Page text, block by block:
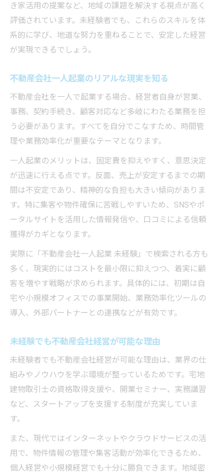
き家活用の提案など、地域の課題を解決する視点が高く
評価されています。未経験者でも、これらのスキルを体
系的に学び、地道な努力を重ねることで、安定した経営
が実現できるでしょう。
不動産会社一人起業のリアルな現実を知る
不動産会社を一人で起業する場合、経営者自身が営業、
事務、契約手続き、顧客対応など多岐にわたる業務を担
う必要があります。すべてを自分でこなすため、時間管
理や業務効率化が重要なテーマとなります。
一人起業のメリットは、固定費を抑えやすく、意思決定
が迅速に行える点です。反面、売上が安定するまでの期
間は不安定であり、精神的な負担も大きい傾向がありま
す。特に集客や物件確保に苦戦しやすいため、SNSやポ
ータルサイトを活用した情報発信や、口コミによる信頼
獲得がカギとなります。
実際に「不動産会社一人起業 未経験」で検索される方も
多く、現実的にはコストを最小限に抑えつつ、着実に顧
客を増やす戦略が求められます。具体的には、初期は自
宅や小規模オフィスでの事業開始、業務効率化ツールの
導入、外部パートナーとの連携などが有効です。
未経験でも不動産会社経営が可能な理由
未経験者でも不動産会社経営が可能な理由は、業界の仕
組みやノウハウを学ぶ環境が整っているためです。宅地
建物取引士の資格取得支援や、開業セミナー、実務講習
など、スタートアップを支援する制度が充実していま
す。
また、現代ではインターネットやクラウドサービスの活
用で、物件情報の管理や集客活動が効率化できるため、
個人経営や小規模経営でも十分に勝負できます。地域密